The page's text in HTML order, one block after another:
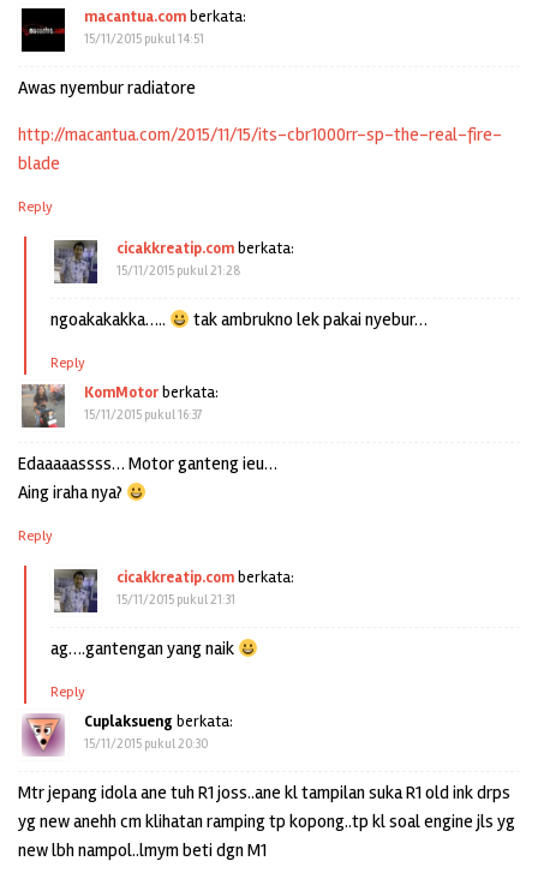
macantua.comberkata:
15/11/2015 pukul 14:51
Awas nyembur radiatore
http://macantua.com/2015/11/15/its-cbr1000rr-sp-the-real-fire-
blade
Reply
cicakkreatip.comberkata:
15/11/2015 pukul 21:28
ngoakakakka….. tak ambrukno lek pakai nyebur…
Reply
KomMotorberkata:
15/11/2015 pukul 16:37
Edaaaaassss… Motor ganteng ieu…
Aing iraha nya?
Reply
cicakkreatip.comberkata:
15/11/2015 pukul 21:31
ag….gantengan yang naik
Reply
Cuplaksuengberkata:
15/11/2015 pukul 20:30
Mtr jepang idola ane tuh R1 joss..ane kl tampilan suka R1 old ink drps
yg new anehh cm klihatan ramping tp kopong..tp kl soal engine jls yg
new lbh nampol..lmym beti dgn M1